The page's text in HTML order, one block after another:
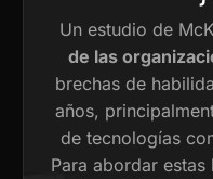
Un estudio de
de las
brechas de
años,
de tecnologías
Para abordar